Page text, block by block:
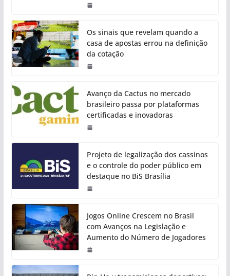
Os sinais que revelam quando a
casa de apostas errou na definição
da cotação
Avanço da Cactus no mercado
brasileiro passa por plataformas
certificadas e inovadoras
Projeto de legalização dos cassinos
e o controle do poder público em
destaque no BiS Brasília
Jogos Online Crescem no Brasil
com Avanços na Legislação e
Aumento do Número de Jogadores